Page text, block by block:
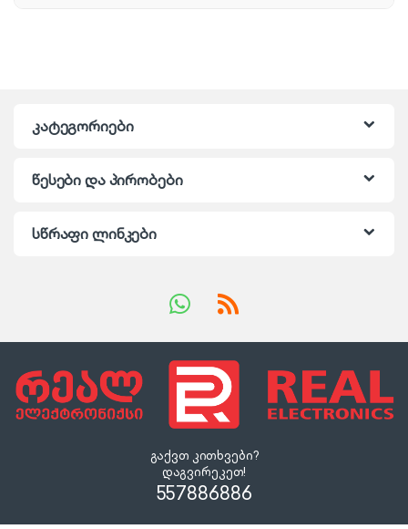
კატეგორიები
წესები და პირობები
სწრაფი ლინკები
გაქვთ კითხვები?
დაგვირეკეთ!
557886886